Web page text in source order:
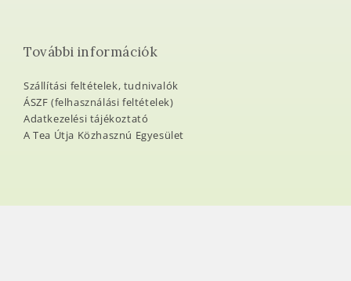
További információk
Szállítási feltételek, tudnivalók
ÁSZF (felhasználási feltételek)
Adatkezelési tájékoztató
A Tea Útja Közhasznú Egyesület